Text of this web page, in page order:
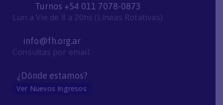
Turnos +54 011 7078-0873
Lun a Vie de 8 a 20hs (Líneas Rotativas)
info@fh.org.ar
Consultas por email.
¿Dónde estamos?
Ver Nuevos Ingresos